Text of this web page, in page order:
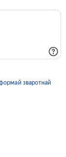
зваротнай